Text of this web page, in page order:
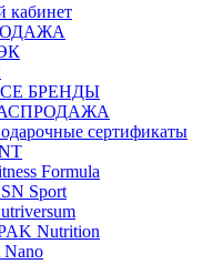
кабинет
БРЕНДЫ
сертификаты
Formula
Sport
Nutrition
Nano